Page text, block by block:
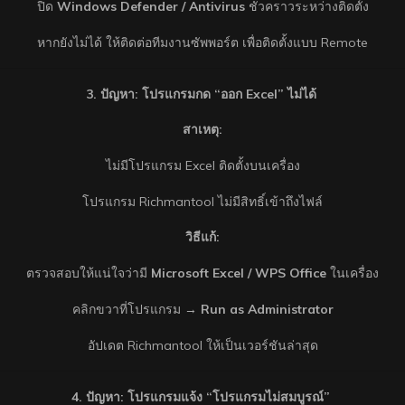
ปิด Windows Defender / Antivirusชั่วคราวระหว่างติดตั้ง
หากยังไม่ได้ ให้ติดต่อทีมงานซัพพอร์ต เพื่อติดตั้งแบบ Remote
3. ปัญหา: โปรแกรมกด “ออก Excel” ไม่ได้
สาเหตุ:
ไม่มีโปรแกรม Excel ติดตั้งบนเครื่อง
โปรแกรม Richmantool ไม่มีสิทธิ์เข้าถึงไฟล์
วิธีแก้:
ตรวจสอบให้แน่ใจว่ามี Microsoft Excel / WPS Office ในเครื่อง
คลิกขวาที่โปรแกรม → Run as Administrator
อัปเดต Richmantool ให้เป็นเวอร์ชันล่าสุด
4. ปัญหา: โปรแกรมแจ้ง “โปรแกรมไม่สมบูรณ์”